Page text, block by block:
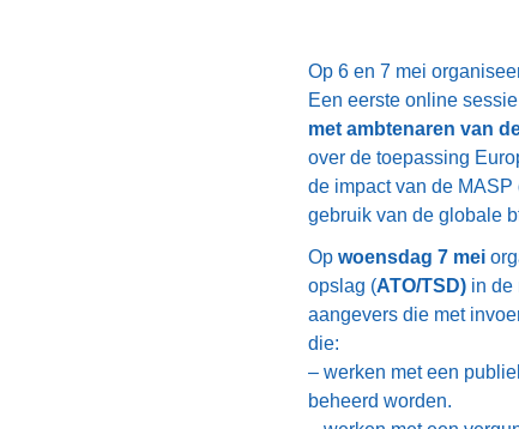
Op 6 en 7 mei
Een eerste online
met ambtenaren van
over de toepassing
de impact van de
gebruik van de globale
Op woensdag 7 mei
opslag (ATO/TSD) in de
aangevers die met
die:
– werken met een
beheerd worden.